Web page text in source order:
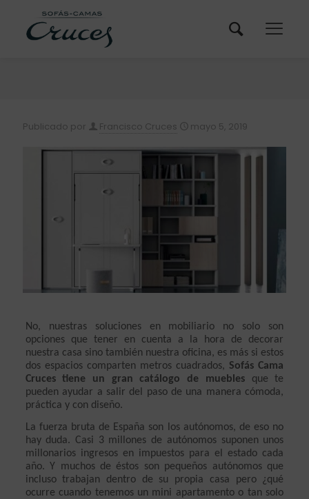
Publicado por Francisco Cruces mayo 5, 2019
No, nuestras soluciones en mobiliario no solo son
opciones que tener en cuenta a la hora de decorar
nuestra casa sino también nuestra oficina, es más si estos
dos espacios comparten metros cuadrados, Sofás Cama
Cruces tiene un gran catálogo de muebles que te
pueden ayudar a salir del paso de una manera cómoda,
práctica y con diseño.
La fuerza bruta de España son los autónomos, de eso no
hay duda. Casi 3 millones de autónomos suponen unos
millonarios ingresos en impuestos para el estado cada
año. Y muchos de éstos son pequeños autónomos que
incluso trabajan dentro de su propia casa pero ¿qué
ocurre cuando tenemos un mini apartamento o tan solo